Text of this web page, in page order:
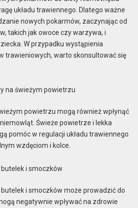
układu trawiennego. Dlatego ważne
nowych pokarmów, zaczynając od
takich jak owoce czy warzywa, i
W przypadku wystąpienia
trawieniowych, warto skonsultować się
na świeżym powietrzu
powietrzu mogą również wpłynąć
Świeże powietrze i lekka
pomóc w regulacji układu trawiennego
wzdęciom i kolce.
butelek i smoczków
i smoczków może prowadzić do
negatywnie wpływać na zdrowie